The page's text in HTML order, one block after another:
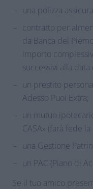
una polizza
contratto per
da Banca del
importo
successivi alla
un prestito
Adesso Puoi Extra;
un mutuo
CASA» (farà fede
una Gestione
un PAC (Piano di
Se il tuo amico